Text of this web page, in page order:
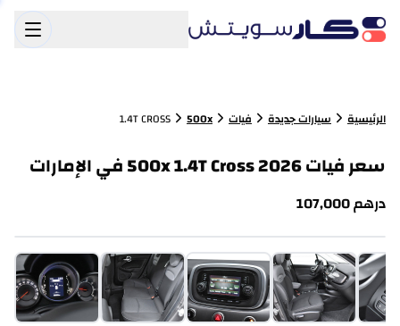
الرئيسية سيارات جديدة فيات 500x
1.4T CROSS
سعر فيات 500x 1.4T Cross 2026 في الإمارات
درهم107,000